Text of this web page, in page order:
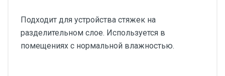
Подходит для устройства стяжек на
разделительном слое. Используется в
помещениях с нормальной влажностью.